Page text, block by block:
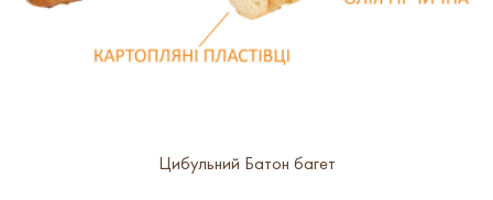
Цибульний Батон багет